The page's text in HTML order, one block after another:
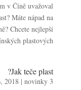
v Číně uvažoval
Máte nápad na
Chcete nejlepší
plastových...
Jak teče plast?
2018 |novinky 3